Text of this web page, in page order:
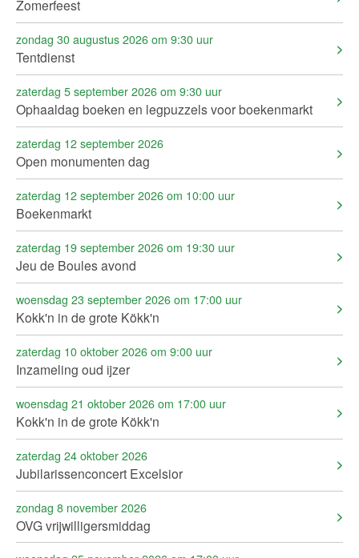
Zomerfeest
zondag 30 augustus 2026 om 9:30 uur
Tentdienst
zaterdag 5 september 2026 om 9:30 uur
Ophaaldag boeken en legpuzzels voor boekenmarkt
zaterdag 12 september 2026
Open monumenten dag
zaterdag 12 september 2026 om 10:00 uur
Boekenmarkt
zaterdag 19 september 2026 om 19:30 uur
Jeu de Boules avond
woensdag 23 september 2026 om 17:00 uur
Kokk'n in de grote Kökk'n
zaterdag 10 oktober 2026 om 9:00 uur
Inzameling oud ijzer
woensdag 21 oktober 2026 om 17:00 uur
Kokk'n in de grote Kökk'n
zaterdag 24 oktober 2026
Jubilarissenconcert Excelsior
zondag 8 november 2026
OVG vrijwilligersmiddag